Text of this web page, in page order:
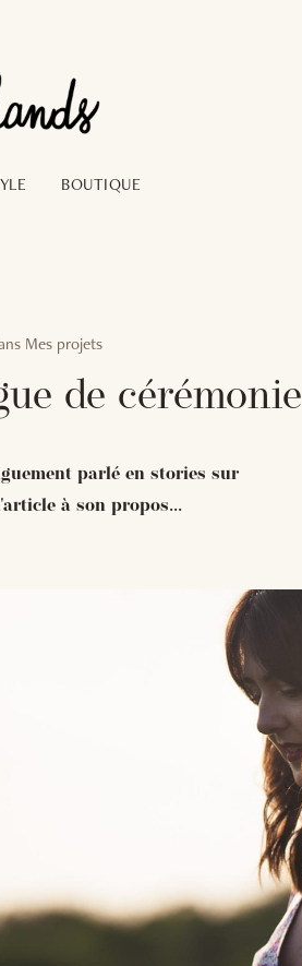
BOUTIQUE
Mes projets
de cérémonie
parlé en stories sur
à son propos...